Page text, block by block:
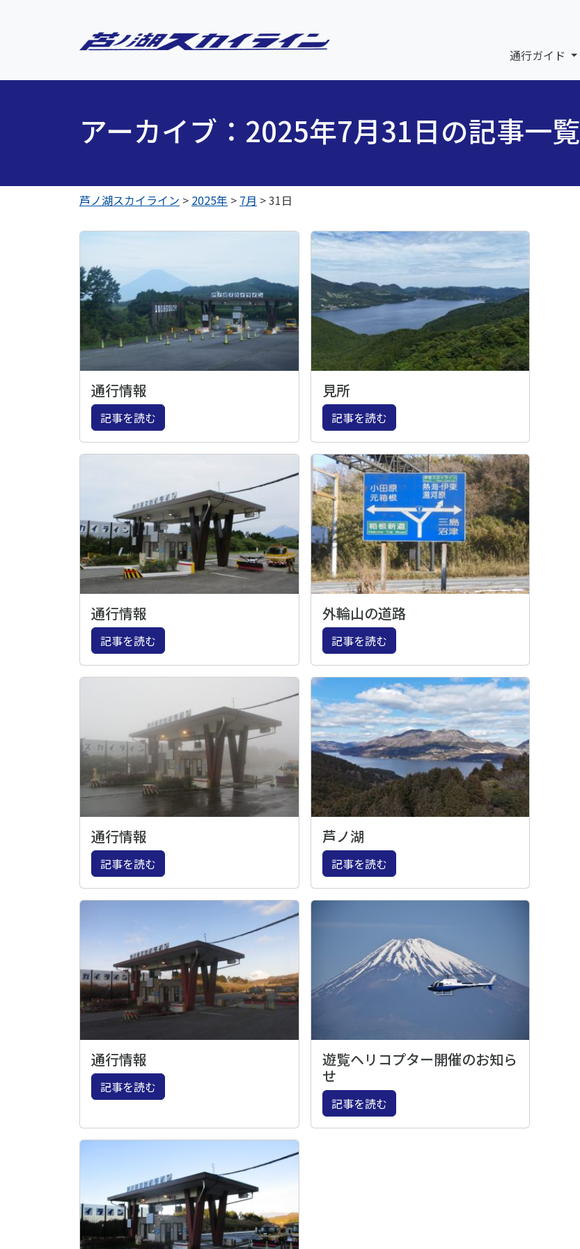
通行ガイド
アーカイブ：2025年7月31日の記事一覧
芦ノ湖スカイライン > 2025年 > 7月 >31日
通行情報
記事を読む
見所
記事を読む
通行情報
記事を読む
外輪山の道路
記事を読む
通行情報
記事を読む
芦ノ湖
記事を読む
通行情報
記事を読む
遊覧ヘリコプター開催のお知ら
せ
記事を読む